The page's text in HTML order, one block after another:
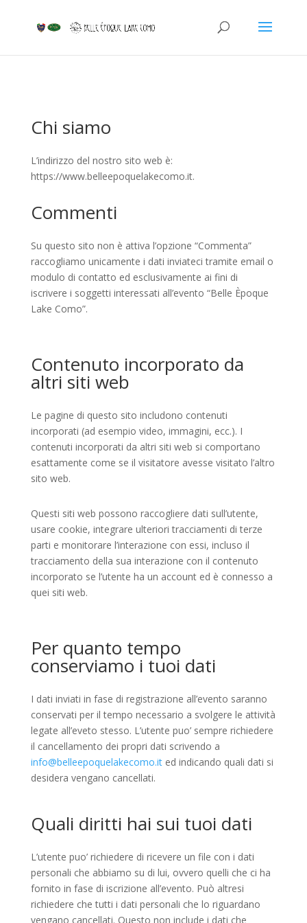
Chi siamo
L’indirizzo del nostro sito web è:
https://www.belleepoquelakecomo.it.
Commenti
Su questo sito non è attiva l’opzione “Commenta”
raccogliamo unicamente i dati inviateci tramite email o
modulo di contatto ed esclusivamente ai fini di
iscrivere i soggetti interessati all’evento “Belle Èpoque
Lake Como”.
Contenuto incorporato da
altri siti web
Le pagine di questo sito includono contenuti
incorporati (ad esempio video, immagini, ecc.). I
contenuti incorporati da altri siti web si comportano
esattamente come se il visitatore avesse visitato l’altro
sito web.
Questi siti web possono raccogliere dati sull’utente,
usare cookie, integrare ulteriori tracciamenti di terze
parti e monitorare l’interazione con essi, incluso il
tracciamento della sua interazione con il contenuto
incorporato se l’utente ha un account ed è connesso a
quei siti web.
Per quanto tempo
conserviamo i tuoi dati
I dati inviati in fase di registrazione all’evento saranno
conservati per il tempo necessario a svolgere le attività
legate all’eveto stesso. L’utente puo’ sempre richiedere
il cancellamento dei propri dati scrivendo a
info@belleepoquelakecomo.ited indicando quali dati si
desidera vengano cancellati.
Quali diritti hai sui tuoi dati
L’utente puo’ richiedere di ricevere un file con i dati
personali che abbiamo su di lui, ovvero quelli che ci ha
fornito in fase di iscrizione all’evento. Può altresi
richiedere che tutti i dati personali che lo riguardano
vengano cancellati. Questo non include i dati che